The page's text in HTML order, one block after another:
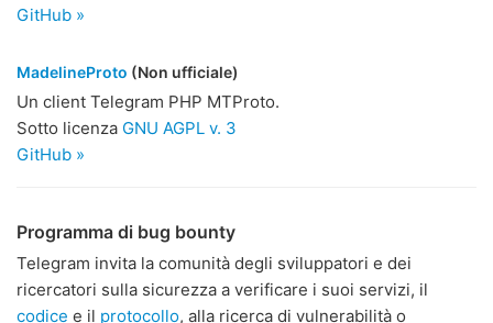
GitHub »
MadelineProto (Non ufficiale)
Un client Telegram PHP MTProto.
Sotto licenza GNU AGPL v. 3
GitHub »
Programma di bug bounty
Telegram invita la comunità degli sviluppatori e dei
ricercatori sulla sicurezza a verificare i suoi servizi, il
codice e il protocollo, alla ricerca di vulnerabilità o